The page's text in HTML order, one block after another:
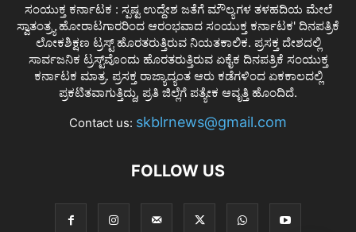
ಸಂಯುಕ್ತ ಕರ್ನಾಟಕ : ಸ್ಪಷ್ಟ ಉದ್ದೇಶ ಜತೆಗೆ ಮೌಲ್ಯಗಳ ತಳಹದಿಯ ಮೇಲೆ
ಸ್ವಾತಂತ್ರ್ಯ ಹೋರಾಟಗಾರರಿಂದ ಆರಂಭವಾದ ಸಂಯುಕ್ತ ಕರ್ನಾಟಕ' ದಿನಪತ್ರಿಕೆ
ಲೋಕಶಿಕ್ಷಣ ಟ್ರಸ್ಟ್ ಹೊರತರುತ್ತಿರುವ ನಿಯತಕಾಲಿಕ. ಪ್ರಸಕ್ತ ದೇಶದಲ್ಲಿ
ಸಾರ್ವಜನಿಕ ಟ್ರಸ್ಟ್‌ವೊಂದು ಹೊರತರುತ್ತಿರುವ ಏಕೈಕ ದಿನಪತ್ರಿಕೆ ಸಂಯುಕ್ತ
ಕರ್ನಾಟಕ ಮಾತ್ರ. ಪ್ರಸಕ್ತ ರಾಜ್ಯಾದ್ಯಂತ ಆರು ಕಡೆಗಳಿಂದ ಏಕಕಾಲದಲ್ಲಿ
ಪ್ರಕಟಿತವಾಗುತ್ತಿದ್ದು, ಪ್ರತಿ ಜಿಲ್ಲೆಗೆ ಪತ್ಯೇಕ ಆವೃತ್ತಿ ಹೊಂದಿದೆ.
Contact us: skblrnews@gmail.com
FOLLOW US